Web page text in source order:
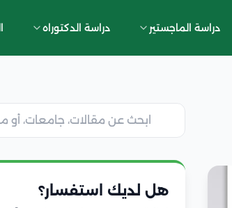
دراسة الماجستير دراسة الدكتوراه
هل لديك استفسار؟